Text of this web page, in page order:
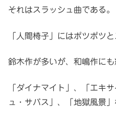
それはスラッシュ曲である。
「人間椅子」にはポツポツ
鈴木作が多いが、和嶋作にも
「ダイナマイト」、「エキ
ュ・サバス」、「地獄風景